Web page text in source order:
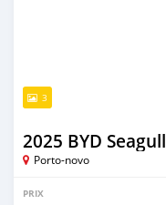
3
2025 BYD Seagull
Porto-novo
PRIX